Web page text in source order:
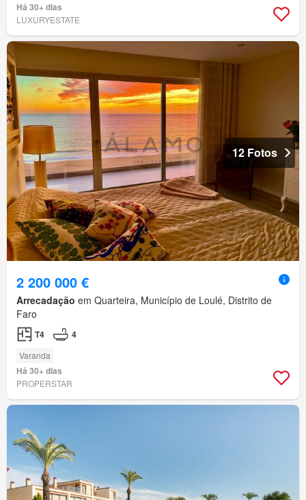
Há 30+ dias
LUXURYESTATE
12 Fotos
2 200 000 €
Arrecadação em Quarteira, Município de Loulé, Distrito de
Faro
T4 4
Varanda
Há 30+ dias
PROPERSTAR